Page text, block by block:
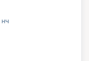
нч